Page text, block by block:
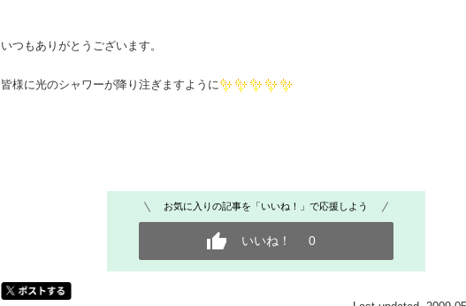
いつもありがとうございます。
皆様に光のシャワーが降り注ぎますように
お気に入りの記事を「いいね！」で応援しよう
いいね！ 0